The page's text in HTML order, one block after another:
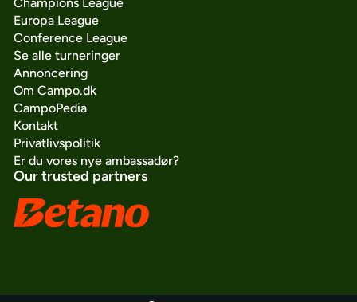
Europa League
Conference League
Se alle turneringer
Annoncering
Om Campo.dk
CampoPedia
Kontakt
Privatlivspolitik
Er du vores nye ambassadør?
Our trusted partners